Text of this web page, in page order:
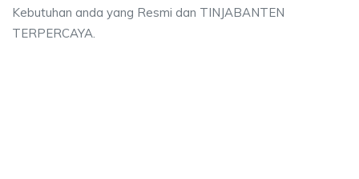
Kebutuhan anda yang Resmi dan TINJABANTEN
TERPERCAYA.